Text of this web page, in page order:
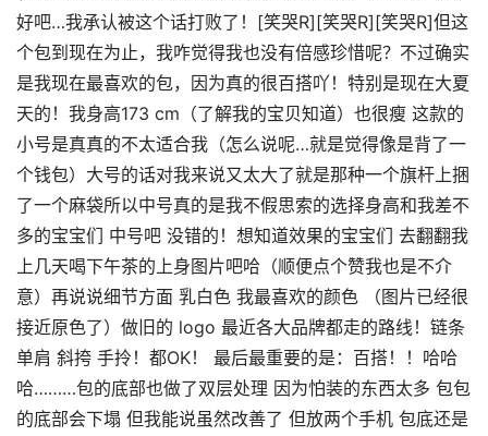
好吧…我承认被这个话打败了！[笑哭R][笑哭R][笑哭R]但这
个包到现在为止，我咋觉得我也没有倍感珍惜呢？不过确实
是我现在最喜欢的包，因为真的很百搭吖！特别是现在大夏
天的！我身高173 cm（了解我的宝贝知道）也很瘦 这款的
小号是真真的不太适合我（怎么说呢…就是觉得像是背了一
个钱包）大号的话对我来说又太大了就是那种一个旗杆上捆
了一个麻袋所以中号真的是我不假思索的选择身高和我差不
多的宝宝们 中号吧 没错的！想知道效果的宝宝们 去翻翻我
上几天喝下午茶的上身图片吧哈（顺便点个赞我也是不介
意）再说说细节方面 乳白色 我最喜欢的颜色 （图片已经很
接近原色了）做旧的 logo 最近各大品牌都走的路线！链条
单肩 斜挎 手拎！都OK！ 最后最重要的是：百搭！！哈哈
哈………包的底部也做了双层处理 因为怕装的东西太多 包包
的底部会下塌 但我能说虽然改善了 但放两个手机 包底还是